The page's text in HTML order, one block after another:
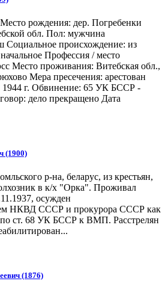
рождения: дер. Погребенки
обл. Пол: мужчина
Социальное происхождение: из
Профессия / место
Место проживания: Витебская обл.,
Мера пресечения: арестован
1944 г. Обвинение: 65 УК БССР -
дело прекращено Дата
(1900)
р-на, беларус, из крестьян,
в к/х "Орка". Проживал
осужден
НКВД СССР и прокурора СССР как
по ст. 68 УК БССР к ВМП. Расстрелян
(1876)